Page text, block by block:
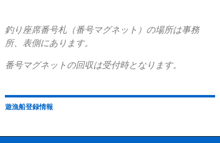
釣り座席番号札（番号マグネット）の場所は事務
所、表側にあります。
番号マグネットの回収は受付時となります。
遊漁船登録情報